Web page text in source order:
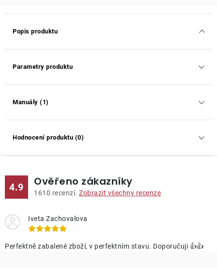
Popis produktu
Parametry produktu
Manuály (1)
Hodnocení produktu (0)
4.9 Ověřeno zákazníky
1610 recenzí. Zobrazit všechny recenze
Iveta Zachovalova
Perfektně zabalené zboží, v perfektním stavu. Doporučuji 👍👍